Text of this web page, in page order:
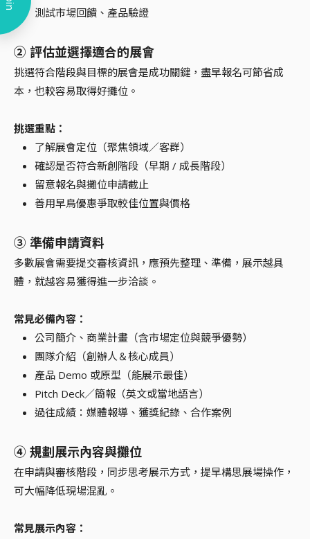
測試市場回饋、產品驗證
② 評估並選擇適合的展會
挑選符合階段與目標的展會是成功關鍵，盡早報名可節省成
本，也較容易取得好攤位。
挑選重點：
了解展會定位（聚焦領域／客群）
確認是否符合新創階段（早期 / 成長階段）
留意報名與攤位申請截止
善用早鳥優惠爭取較佳位置與價格
③ 準備申請資料
多數展會需要提交審核資訊，應預先整理、準備，展示越具
體，就越容易獲得進一步洽談。
常見必備內容：
公司簡介、商業計畫（含市場定位與競爭優勢）
團隊介紹（創辦人＆核心成員）
產品 Demo 或原型（能展示最佳）
Pitch Deck／簡報（英文或當地語言）
過往成績：媒體報導、獲獎紀錄、合作案例
④ 規劃展示內容與攤位
在申請與審核階段，同步思考展示方式，提早構思展場操作，
可大幅降低現場混亂。
常見展示內容：